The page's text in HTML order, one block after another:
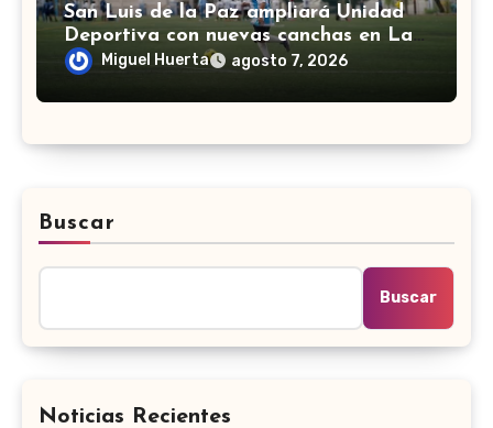
San Luis de la Paz ampliará Unidad
Deportiva con nuevas canchas en La
EspigaMiguel Huerta agosto 7, 2026
Buscar
Buscar
Noticias Recientes